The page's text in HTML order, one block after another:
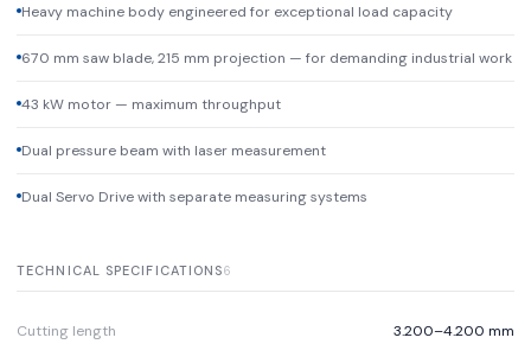
Heavy machine body engineered for exceptional load capacity
670 mm saw blade, 215 mm projection — for demanding industrial work
43 kW motor — maximum throughput
Dual pressure beam with laser measurement
Dual Servo Drive with separate measuring systems
TECHNICAL SPECIFICATIONS6
Cutting length 3.200–4.200 mm